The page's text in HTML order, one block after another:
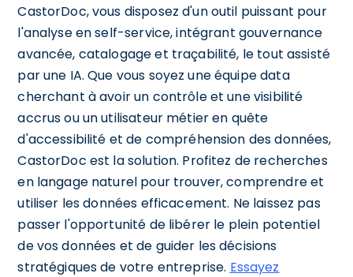
CastorDoc, vous disposez d'un outil puissant pour
l'analyse en self-service, intégrant gouvernance
avancée, catalogage et traçabilité, le tout assisté
par une IA. Que vous soyez une équipe data
cherchant à avoir un contrôle et une visibilité
accrus ou un utilisateur métier en quête
d'accessibilité et de compréhension des données,
CastorDoc est la solution. Profitez de recherches
en langage naturel pour trouver, comprendre et
utiliser les données efficacement. Ne laissez pas
passer l'opportunité de libérer le plein potentiel
de vos données et de guider les décisions
stratégiques de votre entreprise. Essayez